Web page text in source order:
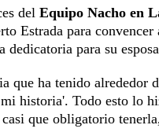
del Equipo Nacho en
Estrada para
dedicatoria para su
que ha tenido
historia'. Todo esto lo
casi que obligatorio